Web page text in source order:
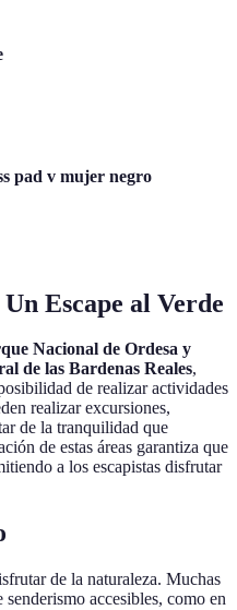
pad v mujer negro
Escape al Verde
Nacional de Ordesa y
de las Bardenas Reales,
de realizar actividades
realizar excursiones,
de la tranquilidad que
de estas áreas garantiza que
a los escapistas disfrutar
de la naturaleza. Muchas
accesibles, como en